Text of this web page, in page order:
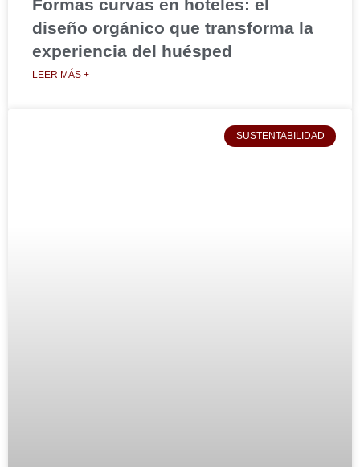
Formas curvas en hoteles: el
diseño orgánico que transforma la
experiencia del huésped
LEER MÁS +
SUSTENTABILIDAD